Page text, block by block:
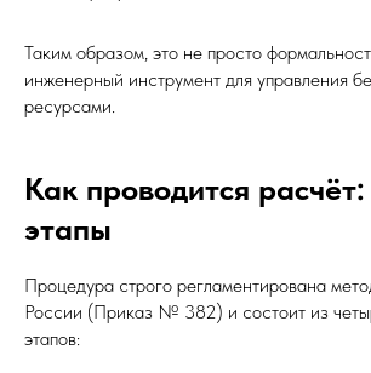
Таким образом, это не просто
инженерный инструмент для управления
ресурсами.
Как проводится
этапы
Процедура строго регламентирована
России (Приказ № 382) и состоит из
этапов: